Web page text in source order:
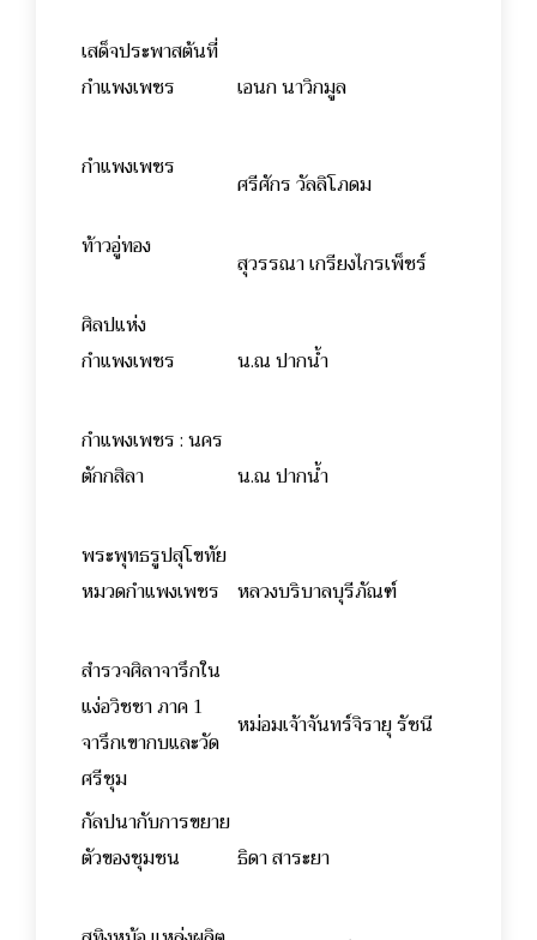
เสด็จประพาสต้นที่
กำแพงเพชร
เอนก นาวิกมูล
กำแพงเพชร
ศรีศักร วัลลิโภดม
ท้าวอู่ทอง
สุวรรณา เกรียงไกรเพ็ชร์
ศิลปแห่ง
กำแพงเพชร
น.ณ ปากน้ำ
กำแพงเพชร : นคร
ตักกสิลา
น.ณ ปากน้ำ
พระพุทธรูปสุโขทัย
หมวดกำแพงเพชร หลวงบริบาลบุรีภัณฑ์
สำรวจศิลาจารึกใน
แง่อวิชชา ภาค 1
จารึกเขากบและวัด
ศรีชุม
หม่อมเจ้าจันทร์จิรายุ รัชนี
กัลปนากับการขยาย
ตัวของชุมชน
ธิดา สาระยา